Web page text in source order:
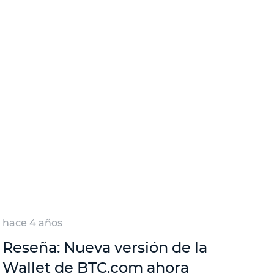
hace 4 años
Reseña: Nueva versión de la
Wallet de BTC.com ahora